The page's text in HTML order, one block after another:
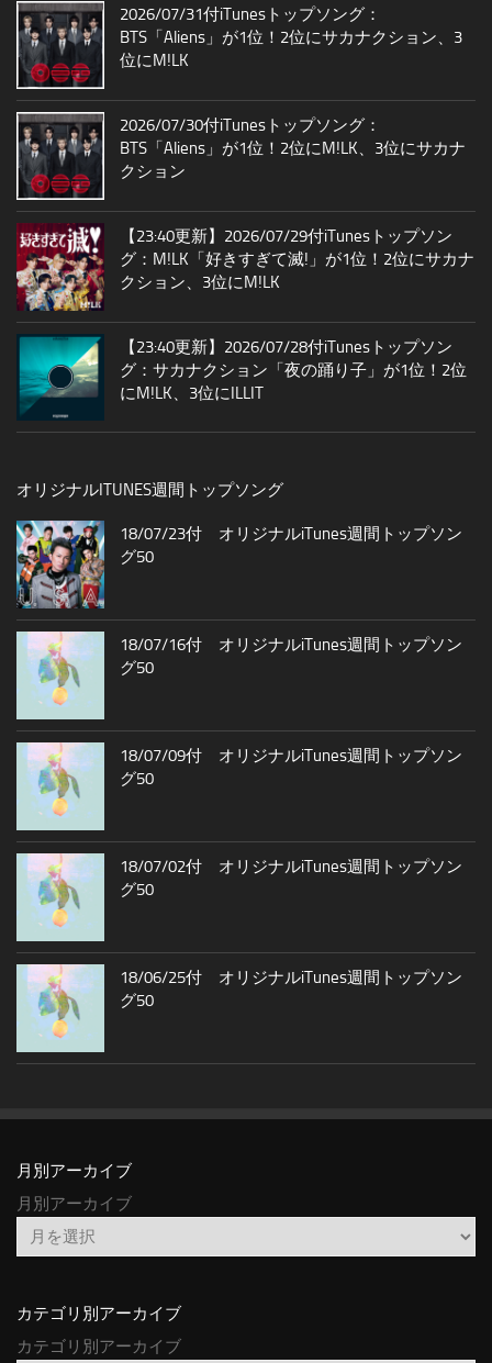
2026/07/31付iTunesトップソング：
BTS「Aliens」が1位！2位にサカナクション、3
位にM!LK
2026/07/30付iTunesトップソング：
BTS「Aliens」が1位！2位にM!LK、3位にサカナ
クション
【23:40更新】2026/07/29付iTunesトップソン
グ：M!LK「好きすぎて滅!」が1位！2位にサカナ
クション、3位にM!LK
【23:40更新】2026/07/28付iTunesトップソン
グ：サカナクション「夜の踊り子」が1位！2位
にM!LK、3位にILLIT
オリジナルITUNES週間トップソング
18/07/23付 オリジナルiTunes週間トップソン
グ50
18/07/16付 オリジナルiTunes週間トップソン
グ50
18/07/09付 オリジナルiTunes週間トップソン
グ50
18/07/02付 オリジナルiTunes週間トップソン
グ50
18/06/25付 オリジナルiTunes週間トップソン
グ50
月別アーカイブ
月別アーカイブ
カテゴリ別アーカイブ
カテゴリ別アーカイブ